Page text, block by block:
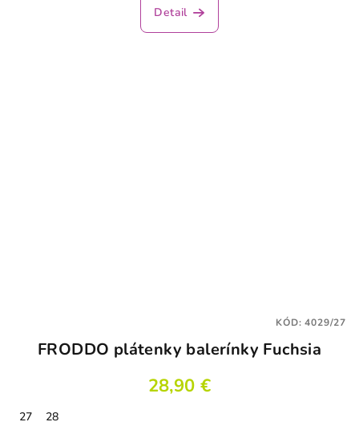
Detail
FRODDO plátenky balerínky Fuchsia
28,90 €
27
28
KÓD:4029/27